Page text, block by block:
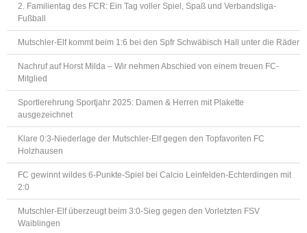
2. Familientag des FCR: Ein Tag voller Spiel, Spaß und Verbandsliga-
Fußball
Mutschler-Elf kommt beim 1:6 bei den Spfr Schwäbisch Hall unter die Räder
Nachruf auf Horst Milda – Wir nehmen Abschied von einem treuen FC-
Mitglied
Sportlerehrung Sportjahr 2025: Damen & Herren mit Plakette
ausgezeichnet
Klare 0:3-Niederlage der Mutschler-Elf gegen den Topfavoriten FC
Holzhausen
FC gewinnt wildes 6-Punkte-Spiel bei Calcio Leinfelden-Echterdingen mit
2:0
Mutschler-Elf überzeugt beim 3:0-Sieg gegen den Vorletzten FSV
Waiblingen